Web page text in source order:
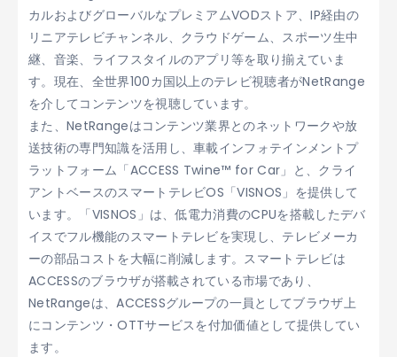
カルおよびグローバルなプレミアムVODストア、IP経由の
リニアテレビチャンネル、クラウドゲーム、スポーツ生中
継、音楽、ライフスタイルのアプリ等を取り揃えていま
す。現在、全世界100カ国以上のテレビ視聴者がNetRange
を介してコンテンツを視聴しています。
また、NetRangeはコンテンツ業界とのネットワークや放
送技術の専門知識を活用し、車載インフォテインメントプ
ラットフォーム「ACCESS Twine™ for Car」と、クライ
アントベースのスマートテレビOS「VISNOS」を提供して
います。「VISNOS」は、低電力消費のCPUを搭載したデバ
イスでフル機能のスマートテレビを実現し、テレビメーカ
ーの部品コストを大幅に削減します。スマートテレビは
ACCESSのブラウザが搭載されている市場であり、
NetRangeは、ACCESSグループの一員としてブラウザ上
にコンテンツ・OTTサービスを付加価値として提供してい
ます。